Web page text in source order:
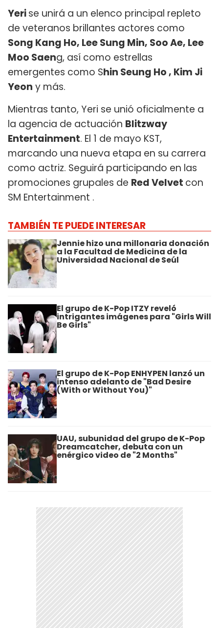
Yerise unirá a un elenco principal repleto
de veteranos brillantes actores como
Song Kang Ho, Lee Sung Min, Soo Ae, Lee
Moo Saeng, así como estrellas
emergentes como Shin Seung Ho , Kim Ji
Yeon y más.
Mientras tanto, Yeri se unió oficialmente a
la agencia de actuación Blitzway
Entertainment. El 1 de mayo KST,
marcando una nueva etapa en su carrera
como actriz. Seguirá participando en las
promociones grupales de Red Velvet con
SM Entertainment .
TAMBIÉN TE PUEDE INTERESAR
Jennie hizo una millonaria donación
a la Facultad de Medicina de la
Universidad Nacional de Seúl
El grupo de K-Pop ITZY reveló
intrigantes imágenes para "Girls Will
Be Girls"
El grupo de K-Pop ENHYPEN lanzó un
intenso adelanto de "Bad Desire
(With or Without You)"
UAU, subunidad del grupo de K-Pop
Dreamcatcher, debuta con un
enérgico video de "2 Months"